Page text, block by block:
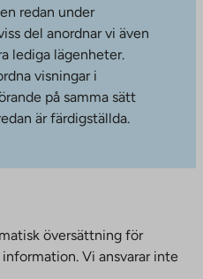
redan under
del anordnar vi även
lediga lägenheter.
visningar i
på samma sätt
är färdigställda.
översättning för
Vi ansvarar inte